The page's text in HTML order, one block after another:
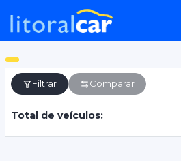
Filtrar Comparar
Total de veículos: